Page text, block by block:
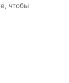
чтобы